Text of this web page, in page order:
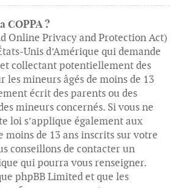
COPPA ?
Online Privacy and Protection Act)
Unis d’Amérique qui demande
collectant potentiellement des
les mineurs âgés de moins de 13
écrit des parents ou des
mineurs concernés. Si vous ne
loi s’applique également aux
moins de 13 ans inscrits sur votre
conseillons de contacter un
qui pourra vous renseigner.
phpBB Limited et que les